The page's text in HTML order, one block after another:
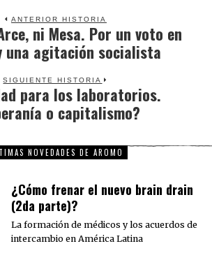
ANTERIOR HISTORIA
Previous
post:
ni Mesa. Por un voto en
una agitación socialista
SIGUIENTE HISTORIA
Next
para los laboratorios.
o capitalismo?
NOVEDADES DE AROMO
¿Cómo frenar el nuevo brain drain
(2da parte)?
La formación de médicos y los acuerdos de
intercambio en América Latina